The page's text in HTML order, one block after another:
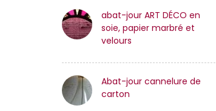
abat-jour ART DÉCO en
soie, papier marbré et
velours
Abat-jour cannelure de
carton